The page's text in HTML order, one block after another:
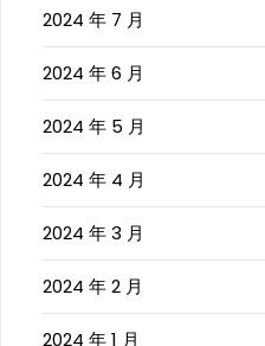
2024 年 7 月
2024 年 6 月
2024 年 5 月
2024 年 4 月
2024 年 3 月
2024 年 2 月
2024 年 1 月